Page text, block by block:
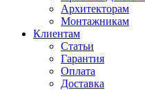
Архитекторам
Монтажникам
Клиентам
Статьи
Гарантия
Оплата
Доставка